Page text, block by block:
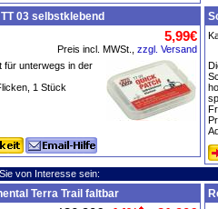
03 selbstklebend
5,99€
Preis incl. MWSt., zzgl. Versand
für unterwegs in der
1 Stück
von Interesse sein:
Terra Trail faltbar